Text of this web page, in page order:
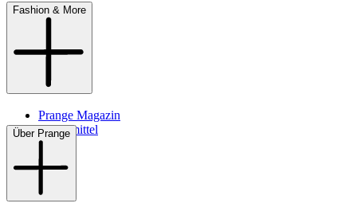
Fashion & More
Prange Magazin
Pflegemittel
Über Prange